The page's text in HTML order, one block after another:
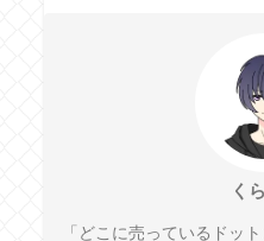
く
「どこに売っているドッ